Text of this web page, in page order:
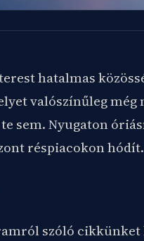
hatalmas
valószínűleg még
sem. Nyugaton
réspiacokon hódít.
szóló cikkünket